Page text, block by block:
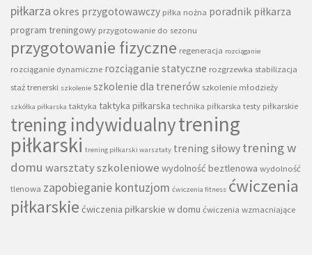
piłkarza okres przygotowawczy piłka nożna poradnik piłkarza
program treningowy przygotowanie do sezonu
przygotowanie fizyczne regeneracja rozciąganie
rozciąganie dynamiczne rozciąganie statyczne rozgrzewka stabilizacja
staż trenerski szkolenie szkolenie dla trenerów szkolenie młodzieży
szkółka piłkarska taktyka taktyka piłkarska technika piłkarska testy piłkarskie
trening indywidualnytrening
piłkarski trening piłkarski warsztaty trening siłowy trening w
domu warsztaty szkoleniowe wydolność beztlenowa wydolność
tlenowa zapobieganie kontuzjom ćwiczenia fitness ćwiczenia
piłkarskie ćwiczenia piłkarskie w domu ćwiczenia wzmacniające